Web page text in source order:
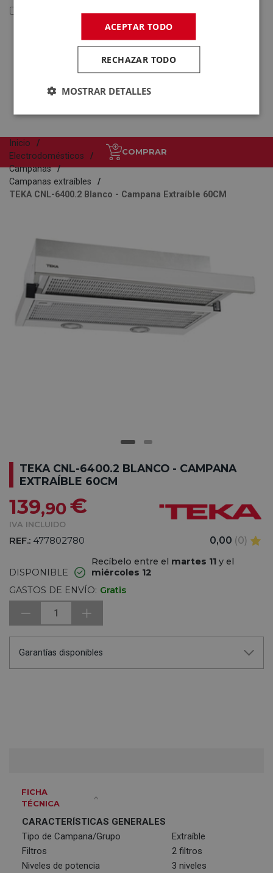
Reacondicionados y Outlet
Reacondicionados y
Outlet
Electrodomésticos
COMPRAR
Inicio
Electrodomésticos
Campanas
Campanas extraíbles
TEKA CNL-6400.2 Blanco - Campana Extraíble 60CM
TEKA CNL-6400.2 BLANCO - CAMPANA
EXTRAÍBLE 60CM
139,90€
IVA INCLUIDO
REF.: 477802780 0,00 (0)
DISPONIBLE
Recíbelo entre el martes 11 y el
miércoles 12
GASTOS DE ENVÍO: Gratis
1
Garantías disponibles
FICHA
TÉCNICA
CARACTERÍSTICAS GENERALES
Tipo de Campana/Grupo
Extraíble
Filtros
2 filtros
Niveles de potencia
3 niveles
ACEPTAR TODO
RECHAZAR TODO
MOSTRAR DETALLES